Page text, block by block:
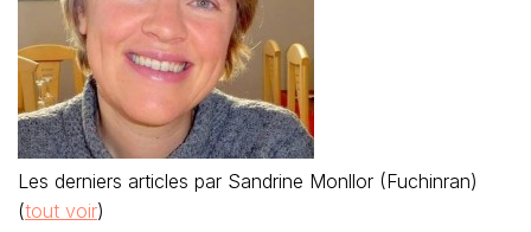
Les derniers articles par Sandrine Monllor (Fuchinran)
(tout voir)